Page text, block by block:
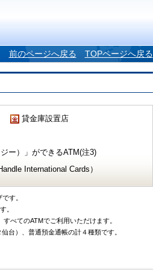
前のページへ戻る TOPページへ戻る
貸金庫設置店
ー）」ができるATM(注3)
International Cards）
す。
。
べてのATMでご利用いただけます。
台）、普通預金通帳の計４種類です。